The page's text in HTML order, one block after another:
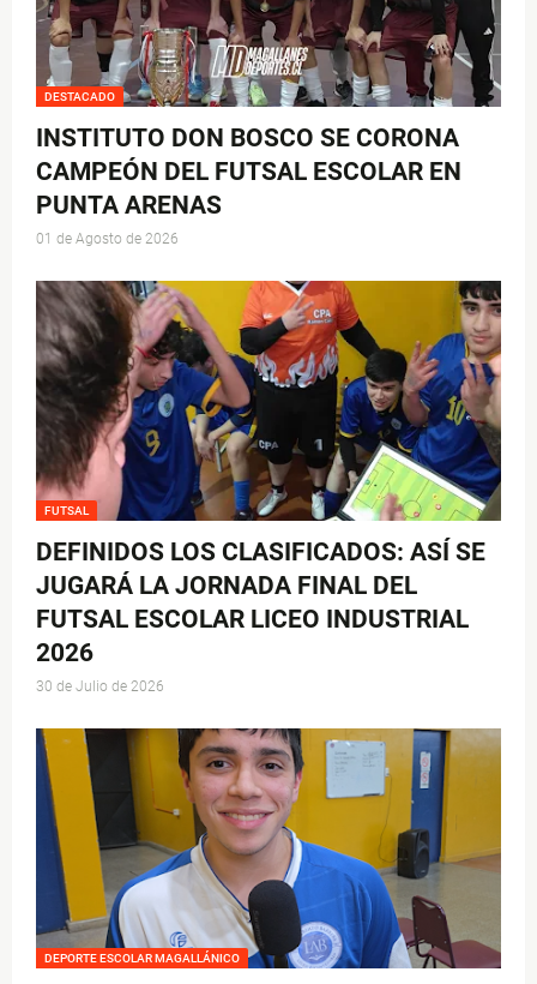
DESTACADO
INSTITUTO DON BOSCO SE CORONA
CAMPEÓN DEL FUTSAL ESCOLAR EN
PUNTA ARENAS
01 de Agosto de 2026
FUTSAL
DEFINIDOS LOS CLASIFICADOS: ASÍ SE
JUGARÁ LA JORNADA FINAL DEL
FUTSAL ESCOLAR LICEO INDUSTRIAL
2026
30 de Julio de 2026
DEPORTE ESCOLAR MAGALLÁNICO